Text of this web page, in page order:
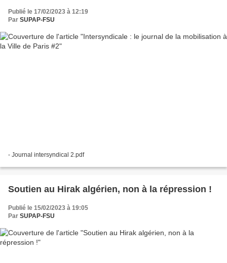
Publié le 17/02/2023 à 12:19
Par SUPAP-FSU
- Journal intersyndical 2.pdf
Soutien au Hirak algérien, non à la répression !
Publié le 15/02/2023 à 19:05
Par SUPAP-FSU